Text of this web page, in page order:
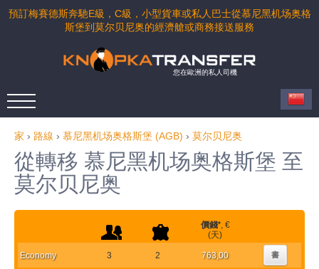
預訂梅賽德斯奔馳E級，C級，小型貨車或私人巴士從慕尼黑机场奥格
斯堡到莫尔贝尼奥的經濟艙或商務接送服務
您在歐洲的私人司機
家 › 路線 › 慕尼黑机场奥格斯堡 (AGB) › 莫尔贝尼奥
從轉移 慕尼黑机场奥格斯堡 至
莫尔贝尼奥
價錢*, €
(天)
Economy 3 2 763,00 書